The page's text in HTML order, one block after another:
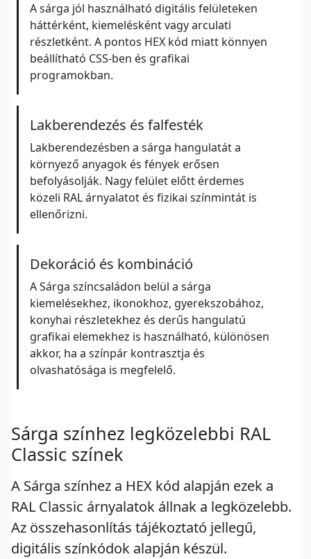
A sárga jól használható digitális felületeken
háttérként, kiemelésként vagy arculati
részletként. A pontos HEX kód miatt könnyen
beállítható CSS-ben és grafikai
programokban.
Lakberendezés és falfesték
Lakberendezésben a sárga hangulatát a
környező anyagok és fények erősen
befolyásolják. Nagy felület előtt érdemes
közeli RAL árnyalatot és fizikai színmintát is
ellenőrizni.
Dekoráció és kombináció
A Sárga színcsaládon belül a sárga
kiemelésekhez, ikonokhoz, gyerekszobához,
konyhai részletekhez és derűs hangulatú
grafikai elemekhez is használható, különösen
akkor, ha a színpár kontrasztja és
olvashatósága is megfelelő.
Sárga színhez legközelebbi RAL
Classic színek
A Sárga színhez a HEX kód alapján ezek a
RAL Classic árnyalatok állnak a legközelebb.
Az összehasonlítás tájékoztató jellegű,
digitális színkódok alapján készül.